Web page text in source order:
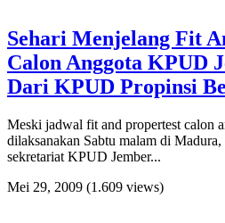
Sehari Menjelang Fit
Calon Anggota KPUD
Dari KPUD Propinsi
Meski jadwal fit and propertest calon
dilaksanakan Sabtu malam di Madura,
sekretariat KPUD Jember...
Mei 29, 2009 (1.609 views)